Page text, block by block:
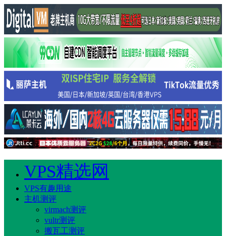
VPS精选网
VPS有趣用途
主机测评
virmach测评
vultr测评
搬瓦工测评